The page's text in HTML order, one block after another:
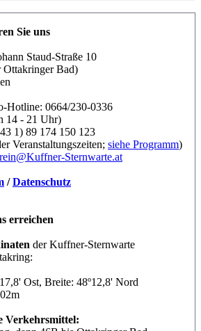
Sie uns
Staud-Straße 10
Ottakringer Bad)
Hotline: 0664/230-0336
14 - 21 Uhr)
1) 89 174 150 123
Veranstaltungszeiten; siehe Programm)
Sternwarte.at
/Datenschutz
erreichen
der Kuffner-Sternwarte
Ost, Breite: 48º12,8' Nord
Verkehrsmittel: